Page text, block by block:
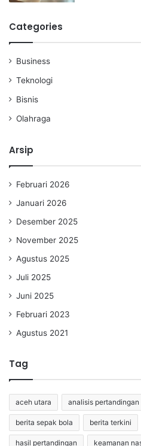
Categories
Business
Teknologi
Bisnis
Olahraga
Arsip
Februari 2026
Januari 2026
Desember 2025
November 2025
Agustus 2025
Juli 2025
Juni 2025
Februari 2023
Agustus 2021
Tag
aceh utara analisis pertandingan
berita sepak bola berita terkini
hasil pertandingan keamanan